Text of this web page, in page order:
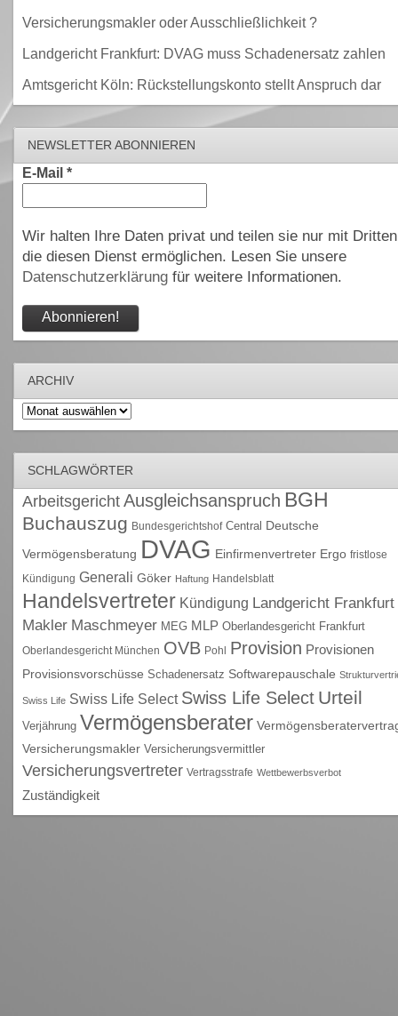
Versicherungsmakler oder Ausschließlichkeit ?
Landgericht Frankfurt: DVAG muss Schadenersatz zahlen
Amtsgericht Köln: Rückstellungskonto stellt Anspruch dar
NEWSLETTER ABONNIEREN
E-Mail *
Wir halten Ihre Daten privat und teilen sie nur mit
die diesen Dienst ermöglichen. Lesen Sie unsere
Datenschutzerklärungfür weitere Informationen.
ARCHIV
Archiv
SCHLAGWÖRTER
Arbeitsgericht Ausgleichsanspruch BGH
Buchauszug Bundesgerichtshof Central Deutsche
Vermögensberatung DVAG Einfirmenvertreter Ergo fristlose
Kündigung Generali Göker Haftung Handelsblatt
Handelsvertreter Kündigung Landgericht Frankfurt
Makler Maschmeyer MEG MLP Oberlandesgericht Frankfurt
Oberlandesgericht München OVB Pohl Provision Provisionen
Provisionsvorschüsse Schadenersatz Softwarepauschale
Swiss Life Swiss Life Select Swiss Life Select Urteil
Verjährung Vermögensberater
Versicherungsmakler Versicherungsvermittler
Versicherungsvertreter Vertragsstrafe Wettbewerbsverbot
Zuständigkeit